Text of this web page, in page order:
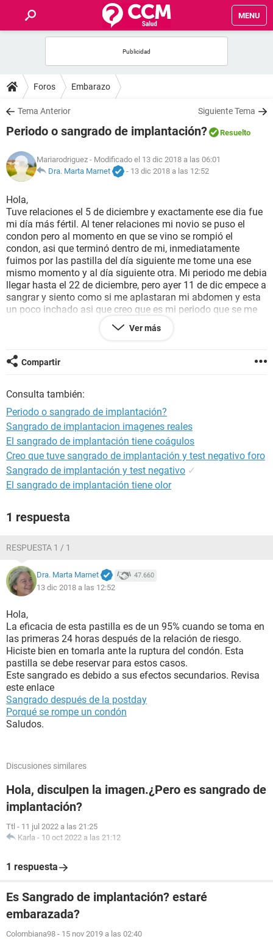
MENU
FOROS
SALUD
NUTRICIÓN
BIENESTAR
SEXUALIDAD
GLOSARIO
Foros Embarazo
Tema Anterior Siguiente Tema
Periodo o sangrado de implantación? Resuelto
Mariarodriguez - Modificado el 13 dic 2018 a las 06:01
Dra. Marta Marnet
- 13 dic 2018 a las 12:52
Hola,
Tuve relaciones el 5 de diciembre y exactamente ese dia fue
mi día más fértil. Al tener relaciones mi novio se puso el
condon pero al momento en que se vino se rompió el
condon, asi que terminó dentro de mi, inmediatamente
fuimos por las pastilla del día siguiente me tome una ese
mismo momento y al día siguiente otra. Mi periodo me debia
llegar hasta el 22 de diciembre, pero ayer 11 de dic empece a
sangrar y siento como si me aplastaran mi abdomen y esta
un poco inchado asi que creo que es mi periodo que se me
adelantó o es sangrado de implantación?
Estoy confundida ya que no tengo sintomas de embarazo
Ver más
Compartir
Consulta también:
Periodo o sangrado de implantación?
Sangrado de implantacion imagenes reales
El sangrado de implantación tiene coágulos
Creo que tuve sangrado de implantación y test negativo foro
Sangrado de implantación y test negativo ✓
El sangrado de implantación tiene olor
1 respuesta
RESPUESTA 1 / 1
Dra. Marta Marnet 47.660
13 dic 2018 a las 12:52
Hola,
La eficacia de esta pastilla es de un 95% cuando se toma en
las primeras 24 horas después de la relación de riesgo.
Hiciste bien en tomarla ante la ruptura del condón. Esta
pastilla se debe reservar para estos casos.
Este sangrado es debido a sus efectos secundarios. Revisa
este enlace
Sangrado después de la postday
Porqué se rompe un condón
Saludos.
Discusiones similares
Hola, disculpen la imagen.¿Pero es sangrado de
implantación?
Ttl - 11 jul 2022 a las 21:25
Karla - 10 oct 2022 a las 21:12
1 respuesta
Es Sangrado de implantación? estaré
embarazada?
Colombiana98 - 15 nov 2019 a las 02:40